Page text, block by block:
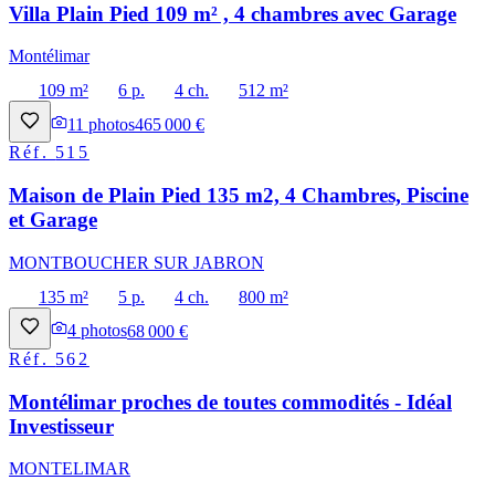
Villa Plain Pied 109 m² , 4 chambres avec Garage
Montélimar
109 m²
6 p. 4 ch.
512 m²
11 photos465 000 €
Réf. 515
Maison de Plain Pied 135 m2, 4 Chambres, Piscine
et Garage
MONTBOUCHER SUR JABRON
135 m²
5 p. 4 ch.
800 m²
4 photos68 000 €
Réf. 562
Montélimar proches de toutes commodités - Idéal
Investisseur
MONTELIMAR